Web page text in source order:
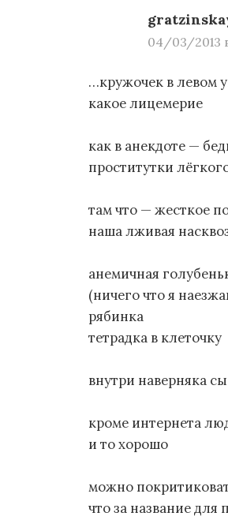
ц
и
я
п
о
з
п
и
я
м
04/03/2013
…кружочек в левом
какое лицемерие
как в анекдоте —
проститутки
там что — жесткое
наша лживая
анемичная
(ничего что я
рябинка
тетрадка в клеточку
внутри наверняка
кроме интернета
и то хорошо
можно
что за название для